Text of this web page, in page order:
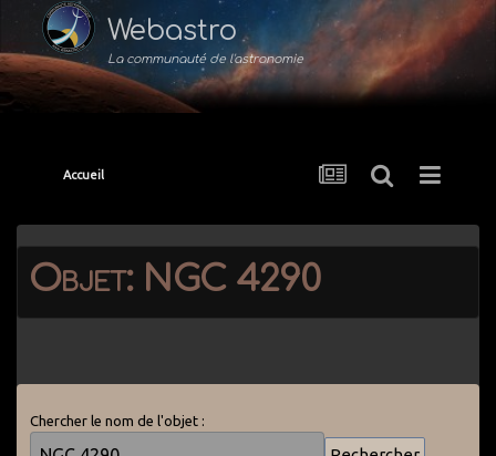
Webastro
La communauté de l'astronomie
Accueil
Objet: NGC 4290
Chercher le nom de l'objet :